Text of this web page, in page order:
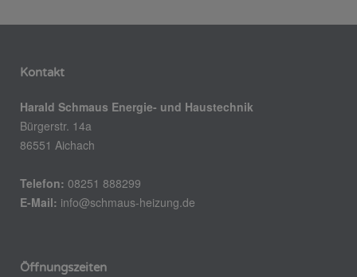
Kontakt
Harald Schmaus Energie- und Haustechnik
Bürgerstr. 14a
86551 Aichach
Telefon: 08251 888299
E-Mail: info@schmaus-heizung.de
Öffnungszeiten